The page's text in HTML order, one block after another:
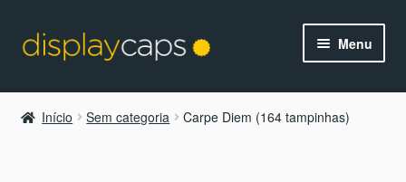
Pular
para
Pular
para
Menu
Início Sem categoria Carpe Diem (164 tampinhas)